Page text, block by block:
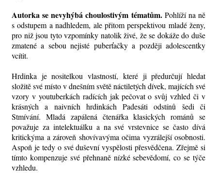
Autorka se nevyhýbá choulostivým tématům.Pohlíží na ně
s odstupem a nadhledem, ale přitom perspektivou mladé ženy,
pro niž jsou tyto vzpomínky natolik živé, že se dokáže do duše
zmatené a sebou nejisté puberťačky a později adolescentky
vcítit.
Hrdinka je nositelkou vlastností, které ji předurčují hledat
složitě své místo v dnešním světě náctiletých dívek, majících své
vzory v youtuberkách radících jak pečovat o svůj vzhled či v
krásných a naivních hrdinkách Padesáti odstínů šedi či
Stmívání. Mladá zapálená čtenářka klasických románů se
považuje za intelektuálku a na své vrstevnice se často dívá
kritickýma a zároveň shovívavýma očima vyzrálejší osobnosti.
Aspoň je tedy o své duševní vyspělosti přesvědčena. Zřejmě si
tímto kompenzuje své přehnaně nízké sebevědomí, co se týče
vzhledu.